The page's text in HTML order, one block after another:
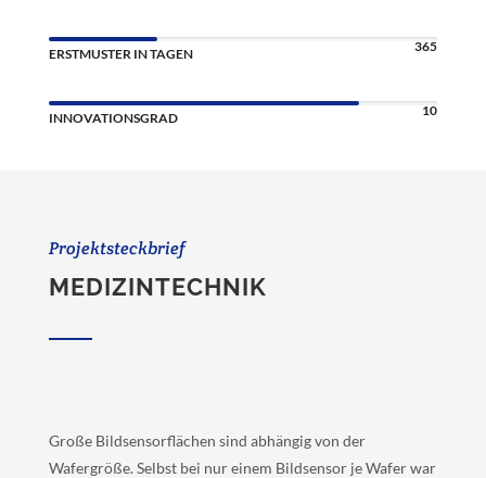
ERSTMUSTER IN TAGEN 365
INNOVATIONSGRAD 10
Projektsteckbrief
MEDIZINTECHNIK
Große Bildsensorflächen sind abhängig von der
Wafergröße. Selbst bei nur einem Bildsensor je Wafer war